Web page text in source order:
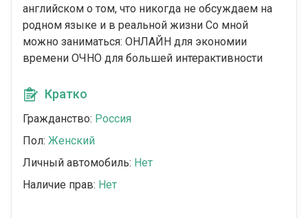
английском о том, что никогда не обсуждаем на
родном языке и в реальной жизни Со мной
можно заниматься: ОНЛАЙН для экономии
времени ОЧНО для большей интерактивности
Кратко
Гражданство: Россия
Пол: Женский
Личный автомобиль: Нет
Наличие прав: Нет